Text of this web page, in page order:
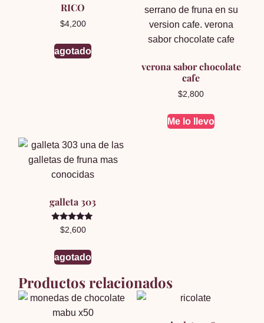
RICO
$4,200
agotado
verona sabor chocolate
cafe
$2,800
Me lo llevo
galleta 303
Valorado en
5.00
$2,600
agotado
Productos relacionados